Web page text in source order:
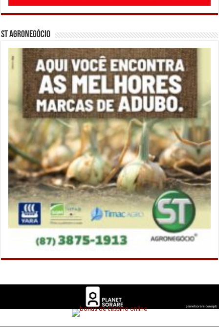
ST Agronegócio